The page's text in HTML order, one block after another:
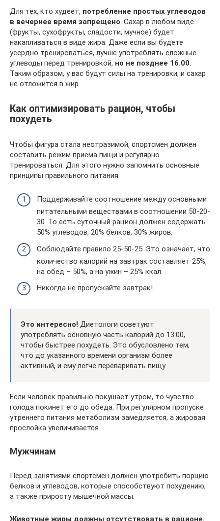
Для тех, кто худеет, потребление простых углеводов
в вечернее время запрещено . Сахар в любом виде
(фрукты, сухофрукты, сладости, мучное) будет
накапливаться в виде жира. Даже если вы будете
усердно тренироваться, лучше употреблять сложные
углеводы перед тренировкой, но не позднее 16.00
Таким образом, у вас будут силы на тренировки, и сахар
не отложится в жир.
Как оптимизировать рацион, чтобы
похудеть
Чтобы фигура стала неотразимой, спортсмен должен
составить режим приема пищи и регулярно
тренироваться. Для этого нужно запомнить основные
принципы правильного питания:
Поддерживайте соотношение между основными
питательными веществами в соотношении 50-20-
30. То есть суточный рацион должен содержать
50% углеводов, 20% белков, 30% жиров.
Соблюдайте правило 25-50-25. Это означает, что
количество калорий на завтрак составляет 25%,
на обед – 50%, а на ужин – 25% ккал.
Никогда не пропускайте завтрак!
Это интересно! Диетологи советуют
употреблять основную часть калорий до 13:00,
чтобы быстрее похудеть. Это обусловлено тем,
что до указанного времени организм более
активный, и ему легче переваривать пищу.
Если человек правильно покушает утром, то чувство
голода покинет его до обеда. При регулярном пропуске
утреннего питания метаболизм замедляется, а жировая
прослойка увеличивается.
Мужчинам
Перед занятиями спортсмен должен употребить порцию
белков и углеводов, которые способствуют похудению,
а также приросту мышечной массы.
Животные жиры должны отсутствовать в рационе.